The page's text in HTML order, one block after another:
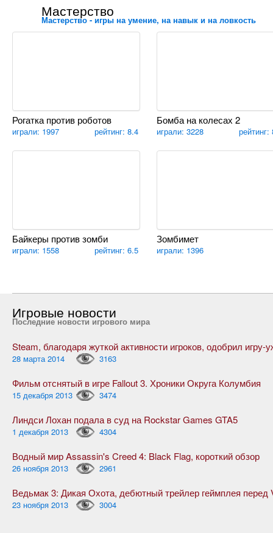
Мастерство
Мастерство - игры на умение, на навык и на ловкость
Рогатка против роботов
играли: 1997 рейтинг: 8.4
Бомба на колесах 2
играли: 3228 рейтинг:
Байкеры против зомби
играли: 1558 рейтинг: 6.5
Зомбимет
играли: 1396
Игровые новости
Последние новости игрового мира
28 марта 2014 3163
Фильм отснятый в игре Fallout 3. Хроники Округа Колумбия
15 декабря 2013 3474
Линдси Лохан подала в суд на Rockstar Games GTA5
1 декабря 2013 4304
Водный мир Assassin's Creed 4: Black Flag, короткий обзор
26 ноября 2013 2961
23 ноября 2013 3004